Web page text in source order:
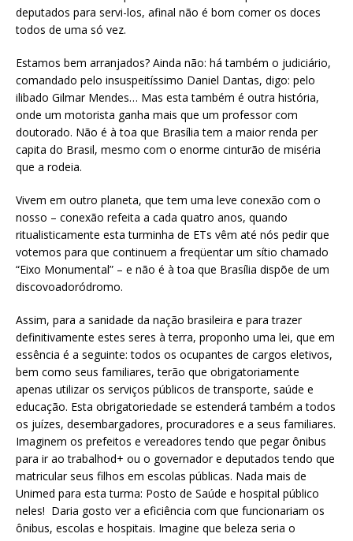
deputados para servi-los, afinal não é bom comer os doces
todos de uma só vez.
Estamos bem arranjados? Ainda não: há também o judiciário,
comandado pelo insuspeitíssimo Daniel Dantas, digo: pelo
ilibado Gilmar Mendes… Mas esta também é outra história,
onde um motorista ganha mais que um professor com
doutorado. Não é à toa que Brasília tem a maior renda per
capita do Brasil, mesmo com o enorme cinturão de miséria
que a rodeia.
Vivem em outro planeta, que tem uma leve conexão com o
nosso – conexão refeita a cada quatro anos, quando
ritualisticamente esta turminha de ETs vêm até nós pedir que
votemos para que continuem a freqüentar um sítio chamado
“Eixo Monumental” – e não é à toa que Brasília dispõe de um
discovoadoródromo.
Assim, para a sanidade da nação brasileira e para trazer
definitivamente estes seres à terra, proponho uma lei, que em
essência é a seguinte: todos os ocupantes de cargos eletivos,
bem como seus familiares, terão que obrigatoriamente
apenas utilizar os serviços públicos de transporte, saúde e
educação. Esta obrigatoriedade se estenderá também a todos
os juízes, desembargadores, procuradores e a seus familiares.
Imaginem os prefeitos e vereadores tendo que pegar ônibus
para ir ao trabalhod+ ou o governador e deputados tendo que
matricular seus filhos em escolas públicas. Nada mais de
Unimed para esta turma: Posto de Saúde e hospital público
neles! Daria gosto ver a eficiência com que funcionariam os
ônibus, escolas e hospitais. Imagine que beleza seria o